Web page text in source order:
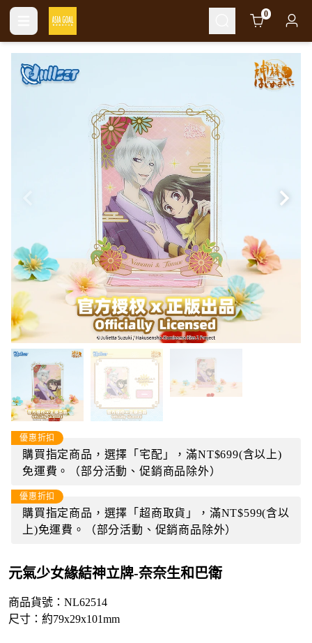
Cart 0
優惠折扣
購買指定商品，選擇「宅配」，滿NT$699(含以上)
免運費。（部分活動、促銷商品除外）
優惠折扣
購買指定商品，選擇「超商取貨」，滿NT$599(含以
上)免運費。（部分活動、促銷商品除外）
元氣少女緣結神立牌-奈奈生和巴衛
商品貨號：NL62514
尺寸：約79x29x101mm